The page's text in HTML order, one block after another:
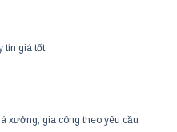
tín giá tốt
xưởng, gia công theo yêu cầu